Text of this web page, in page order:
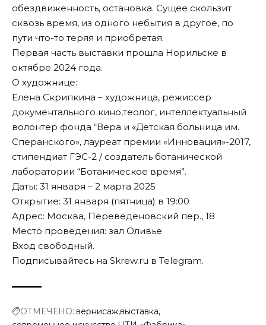
обездвиженность, остановка. Сущее скользит
сквозь время, из одного небытия в другое, по
пути что-то теряя и приобретая.
Первая часть выставки прошла Норильске в
октябре 2024 года.
О художнице:
Елена Скрипкина – художница, режиссер
документального кино,теолог, интеллектуальный
волонтер фонда “Вера и «Детская больница им.
Сперанского», лауреат премии «Инновация»-2017,
стипендиат ГЭС-2 / создатель ботанической
лаборатории “Ботаническое время”.
Даты: 31 января – 2 марта 2025
Открытие: 31 января (пятница) в 19:00
Адрес: Москва, Переведеновский пер., 18
Место проведения: зал Оливье
Вход свободный.
Подписывайтесь на Skrew.ru в Telegram.
ОТМЕЧЕНО: вернисаж выставка